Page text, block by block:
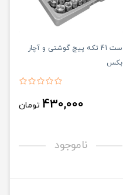
ست 41 تکه پیچ گوشتی و آچار
بکس
430,000 تومان
ناموجود